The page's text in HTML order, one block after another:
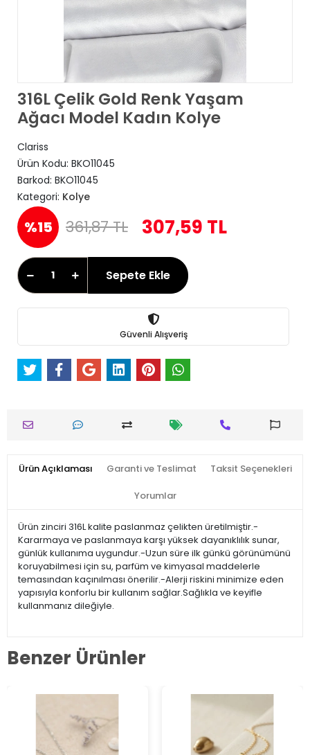
316L Çelik Gold Renk Yaşam
Ağacı Model Kadın Kolye
Clariss
Ürün Kodu: BKO11045
Barkod: BKO11045
Kategori: Kolye
%15 361,87 TL 307,59 TL
Sepete Ekle
Güvenli Alışveriş
Ürün Açıklaması Garanti ve Teslimat Taksit Seçenekleri
Yorumlar
Ürün zinciri 316L kalite paslanmaz çelikten üretilmiştir.-
Kararmaya ve paslanmaya karşı yüksek dayanıklılık sunar,
günlük kullanıma uygundur.-Uzun süre ilk günkü görünümünü
koruyabilmesi için su, parfüm ve kimyasal maddelerle
temasından kaçınılması önerilir.-Alerji riskini minimize eden
yapısıyla konforlu bir kullanım sağlar.Sağlıkla ve keyifle
kullanmanız dileğiyle.
Benzer Ürünler